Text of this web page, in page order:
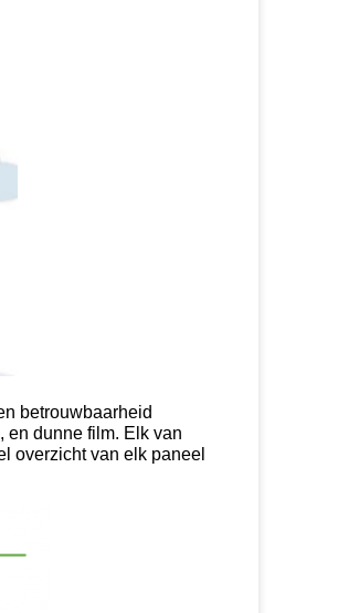
betrouwbaarheid
en dunne film. Elk van
overzicht van elk paneel